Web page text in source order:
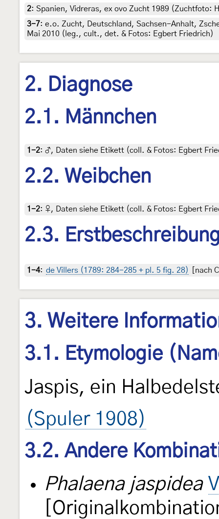
2: Spanien, Vidreras, ex ovo Zucht 1989 (Zuchtfoto:
3-7: e.o. Zucht, Deutschland, Sachsen-Anhalt,
Mai 2010 (leg., cult., det. & Fotos: Egbert Friedrich)
2. Diagnose
2.1. Männchen
1-2: ♂, Daten siehe Etikett (coll. & Fotos: Egbert
2.2. Weibchen
1-2: ♀, Daten siehe Etikett (coll. & Fotos: Egbert
2.3.
1-4: de Villers (1789: 284-285 + pl. 5 fig. 28) [nach
3. Weitere
3.1. Etymologie
Jaspis, ein
(Spuler 1908)
3.2. Andere
Phalaena jaspidea